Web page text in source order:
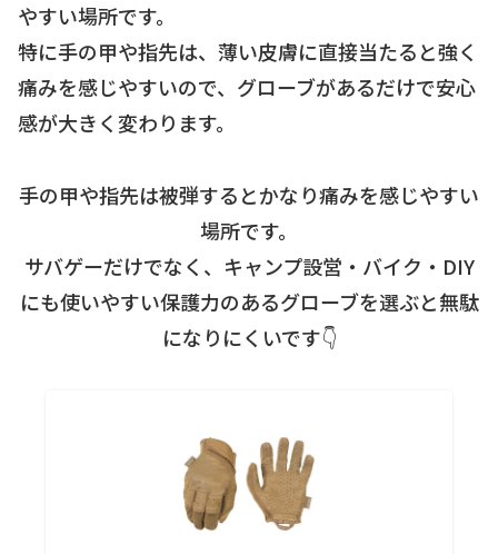
やすい場所です。
特に手の甲や指先は、薄い皮膚に直接当たると強く
痛みを感じやすいので、グローブがあるだけで安心
感が大きく変わります。
手の甲や指先は被弾するとかなり痛みを感じやすい
場所です。
サバゲーだけでなく、キャンプ設営・バイク・DIY
にも使いやすい保護力のあるグローブを選ぶと無駄
になりにくいです👇